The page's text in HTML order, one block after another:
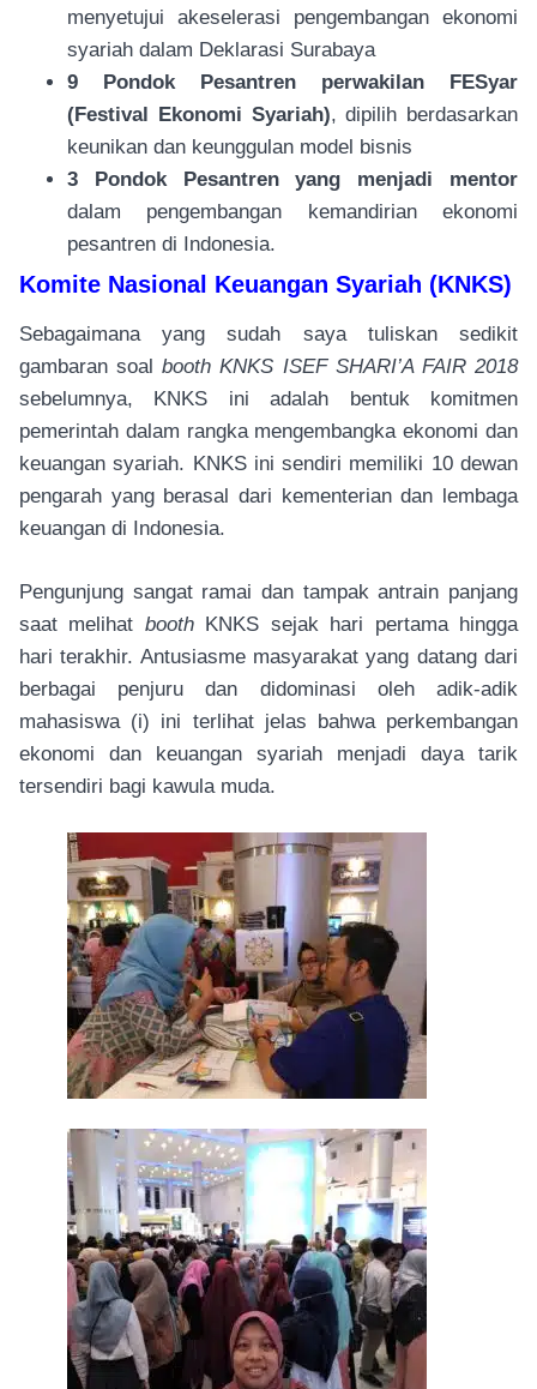
menyetujui akeselerasi pengembangan ekonomi
syariah dalam Deklarasi Surabaya
9 Pondok Pesantren perwakilan FESyar
(Festival Ekonomi Syariah), dipilih berdasarkan
keunikan dan keunggulan model bisnis
3 Pondok Pesantren yang menjadi mentor
dalam pengembangan kemandirian ekonomi
pesantren di Indonesia.
Komite Nasional Keuangan Syariah (KNKS)
Sebagaimana yang sudah saya tuliskan sedikit
gambaran soalbooth KNKS ISEF SHARI’A FAIR 2018
sebelumnya, KNKS ini adalah bentuk komitmen
pemerintah dalam rangka mengembangka ekonomi dan
keuangan syariah. KNKS ini sendiri memiliki 10 dewan
pengarah yang berasal dari kementerian dan lembaga
keuangan di Indonesia.
Pengunjung sangat ramai dan tampak antrain panjang
saat melihat booth KNKS sejak hari pertama hingga
hari terakhir. Antusiasme masyarakat yang datang dari
berbagai penjuru dan didominasi oleh adik-adik
mahasiswa (i) ini terlihat jelas bahwa perkembangan
ekonomi dan keuangan syariah menjadi daya tarik
tersendiri bagi kawula muda.